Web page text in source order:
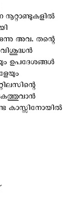
നൂറ്റാണ്ടുകളില്‍
അവ. തന്റെ
ഉപദേശങ്ങള്‍
കാസ്സിനോയില്‍